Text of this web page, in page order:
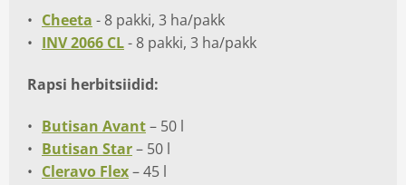
Cheeta - 8 pakki, 3 ha/pakk
INV 2066 CL- 8 pakki, 3 ha/pakk
Rapsi herbitsiidid:
Butisan Avant– 50 l
Butisan Star– 50 l
Cleravo Flex– 45 l